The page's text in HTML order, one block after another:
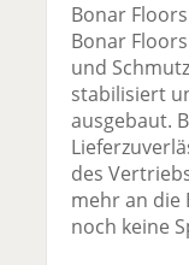
Bonar Floors
Bonar
und
stabilisiert
ausgebaut.
des
mehr an die
noch keine